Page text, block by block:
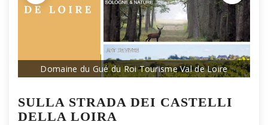
Domaine du Gué du Roi Tourisme Val de Loire
SULLA STRADA DEI CASTELLI
DELLA LOIRA